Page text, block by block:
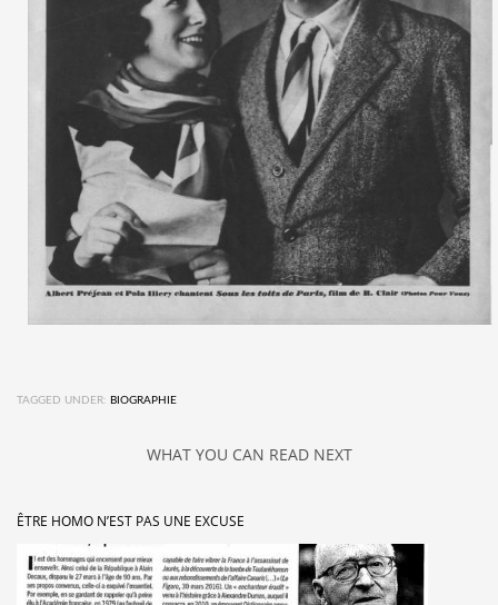
TAGGED UNDER: BIOGRAPHIE
WHAT YOU CAN READ NEXT
ÊTRE HOMO N’EST PAS UNE EXCUSE